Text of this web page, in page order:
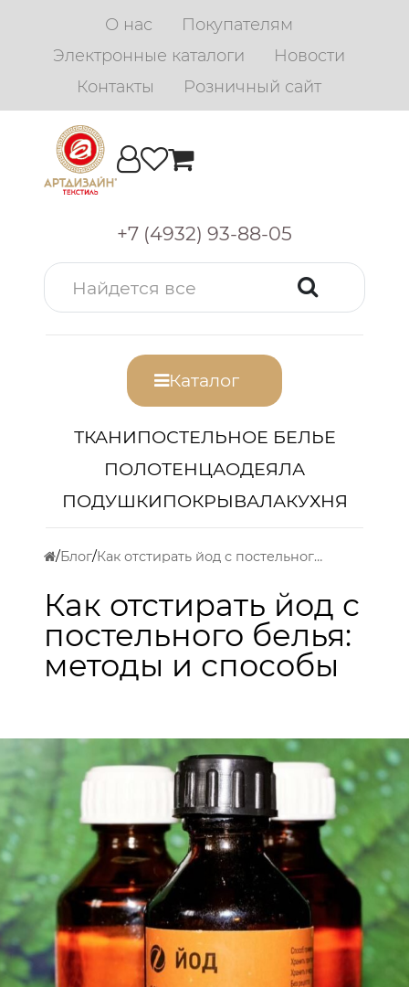
О нас
Покупателям
Электронные каталоги
Новости
Контакты
Розничный сайт
+7 (4932) 93-88-05
Каталог
ТКАНИПОСТЕЛЬНОЕ БЕЛЬЕ
ПОЛОТЕНЦАОДЕЯЛА
ПОДУШКИПОКРЫВАЛАКУХНЯ
Блог Как отстирать йод с постельного белья: методы и способы
Как отстирать йод с
постельного белья:
методы и способы